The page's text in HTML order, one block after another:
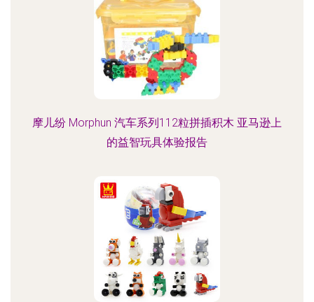
摩儿纷 Morphun 汽车系列112粒拼插积木 亚马逊上
的益智玩具体验报告